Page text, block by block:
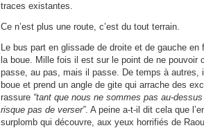
traces existantes.
Ce n’est plus une route, c’est du tout terrain.
Le bus part en glissade de droite et de gauche en
la boue. Mille fois il est sur le point de ne pouvoir
passe, au pas, mais il passe. De temps à autres,
boue et prend un angle de gite qui arrache des
rassure “tant que nous ne sommes pas au-
risque pas de verser”. A peine a-t-il dit cela que
surplomb qui découvre, aux yeux horrifiés de